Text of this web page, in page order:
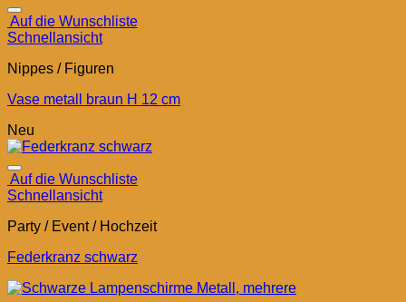
Auf die Wunschliste
Schnellansicht
Nippes / Figuren
Vase metall braun H 12 cm
Neu
Auf die Wunschliste
Schnellansicht
Party / Event / Hochzeit
Federkranz schwarz